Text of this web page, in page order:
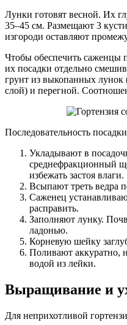
Лунки готовят весной. Их
35–45 см. Размещают 3
изгороди оставляют
Чтобы обеспечить саженцы
их посадки отдельно
грунт из выкопанных
слой) и перегной.
Последовательность
Укладывают в
среднефракционный
избежать застоя влаги.
Всыпают треть ведра
Саженец
расправить.
Заполняют лунку.
ладонью.
Корневую шейку
Поливают аккуратно,
водой из лейки.
Выращивание и
Для неприхотливой